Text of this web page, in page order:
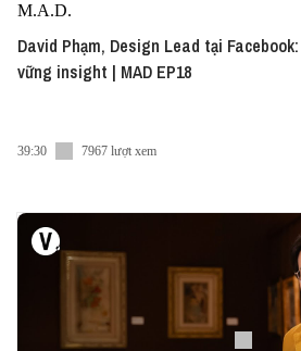
M.A.D.
David Phạm, Design Lead tại
vững insight | MAD EP18
39:30 7967 lượt xem